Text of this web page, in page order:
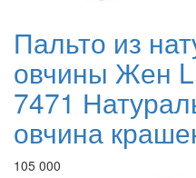
Пальто из
овчины Жен
7471
овчина
105 000